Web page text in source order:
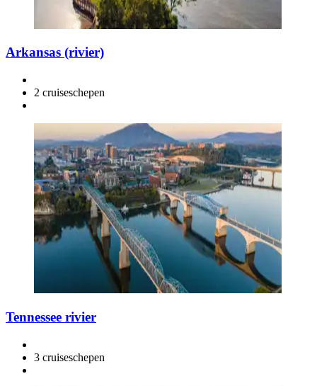
Arkansas (rivier)
2 cruiseschepen
Tennessee rivier
3 cruiseschepen